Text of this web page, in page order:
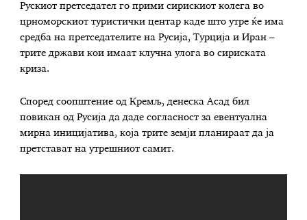
Рускиот претседател го прими сирискиот колега во
црноморскиот туристички центар каде што утре ќе има
средба на претседателите на Русија, Турција и Иран –
трите држави кои имаат клучна улога во сириската
криза.
Според соопштение од Кремљ, денеска Асад бил
повикан од Русија да даде согласност за евентуална
мирна иницијатива, која трите земји планираат да ја
претстават на утрешниот самит.